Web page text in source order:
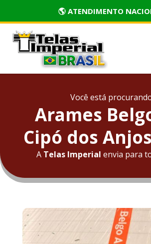
🏅 PRODUTOS
Você está
Arames
Cipó dos Anjos
A Telas Imperial envia para